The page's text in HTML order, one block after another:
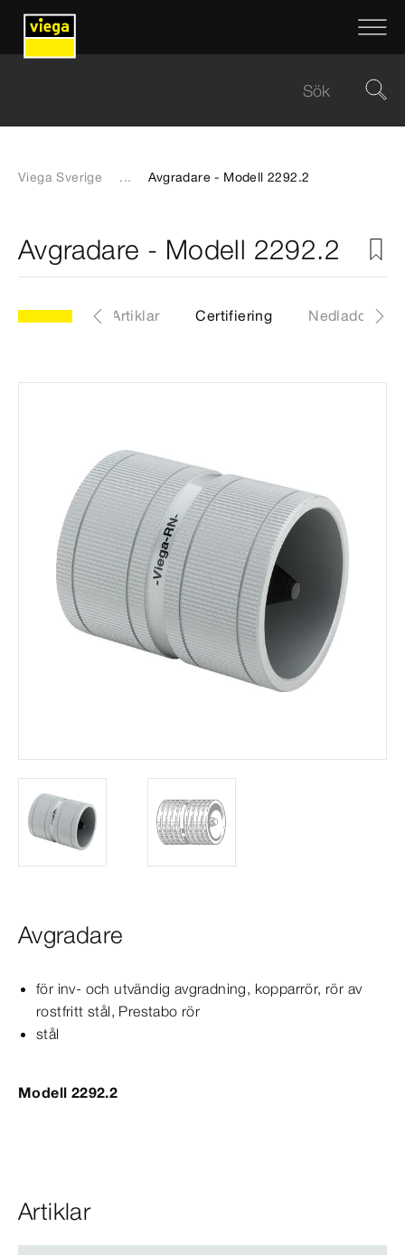
Viega Sverige ... Avgradare - Modell 2292.2
Avgradare - Modell 2292.2
2292.2 Artiklar Certifiering
Avgradare
för inv- och utvändig avgradning, kopparrör, rör av
rostfritt stål, Prestabo rör
stål
Modell 2292.2
Artiklar